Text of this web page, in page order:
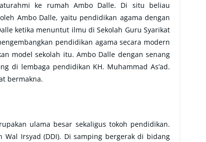
ke rumah Ambo Dalle. Di situ beliau
Ambo Dalle, yaitu pendidikan agama dengan
ketika menuntut ilmu di Sekolah Guru Syarikat
pendidikan agama secara modern
model sekolah itu. Ambo Dalle dengan senang
di lembaga pendidikan KH. Muhammad As’ad.
bermakna.
ulama besar sekaligus tokoh pendidikan.
Wal Irsyad (DDI). Di samping bergerak di bidang